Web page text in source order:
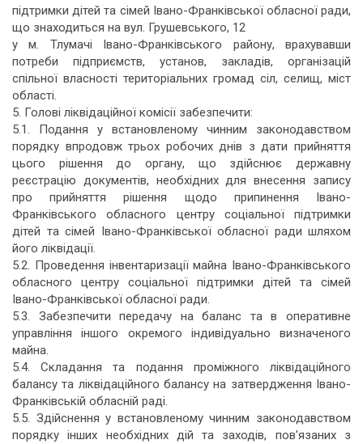
підтримки дітей та сімей Івано-Франківської обласної ради,
що знаходиться на вул. Грушевського, 12
у м. Тлумачі Івано-Франківського району, врахувавши
потреби підприємств, установ, закладів, організацій
спільної власності територіальних громад сіл, селищ, міст
області.
5. Голові ліквідаційної комісії забезпечити:
5.1. Подання у встановленому чинним законодавством
порядку впродовж трьох робочих днів з дати прийняття
цього рішення до органу, що здійснює державну
реєстрацію документів, необхідних для внесення запису
про прийняття рішення щодо припинення Івано-
Франківського обласного центру соціальної підтримки
дітей та сімей Івано-Франківської обласної ради шляхом
його ліквідації.
5.2. Проведення інвентаризації майна Івано-Франківського
обласного центру соціальної підтримки дітей та сімей
Івано-Франківської обласної ради.
5.3. Забезпечити передачу на баланс та в оперативне
управління іншого окремого індивідуально визначеного
майна.
5.4. Складання та подання проміжного ліквідаційного
балансу та ліквідаційного балансу на затвердження Івано-
Франківській обласній раді.
5.5. Здійснення у встановленому чинним законодавством
порядку інших необхідних дій та заходів, пов’язаних з